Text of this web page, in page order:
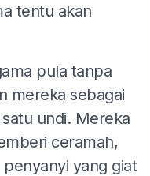
tentu akan
pula tanpa
mereka sebagai
undi. Mereka
ceramah,
yang giat